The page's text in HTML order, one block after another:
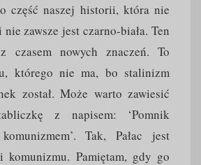
część naszej historii, która nie
nie zawsze jest czarno-biała. Ten
czasem nowych znaczeń. To
którego nie ma, bo stalinizm
został. Może warto zawiesić
z napisem: ‘Pomnik
Tak, Pałac jest
komunizmu. Pamiętam, gdy go